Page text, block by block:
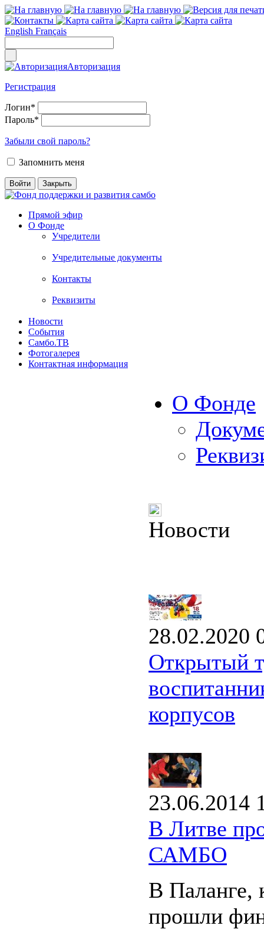
English Français
Авторизация
Регистрация
Логин*
Пароль*
Забыли свой пароль?
Запомнить меня
Прямой эфир
О Фонде
Учредители
Учредительные документы
Контакты
Реквизиты
Новости
События
Самбо.ТВ
Фотогалерея
Контактная информация
О Фонде
Новости
28.02.2020
Открытый
корпусов
23.06.2014
В Литве
САМБО
В Паланге,
прошли